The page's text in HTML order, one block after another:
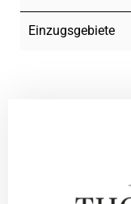
Einzugsgebiete